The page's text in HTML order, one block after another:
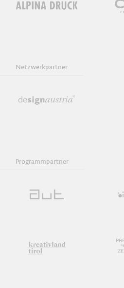
Netzwerkpartner
Programmpartner